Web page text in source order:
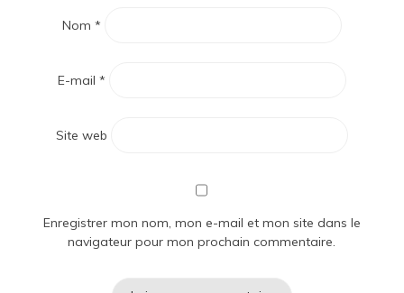
Nom *
E-mail *
Site web
Enregistrer mon nom, mon e-mail et mon site dans le
navigateur pour mon prochain commentaire.